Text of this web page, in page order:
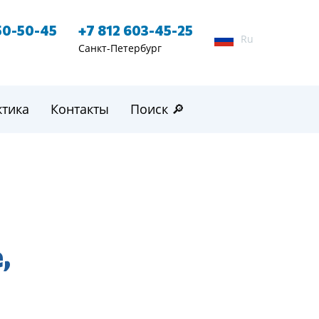
50-45 +7 812 603-45-25
Санкт-Петербург
Ru
Контакты Поиск 🔎